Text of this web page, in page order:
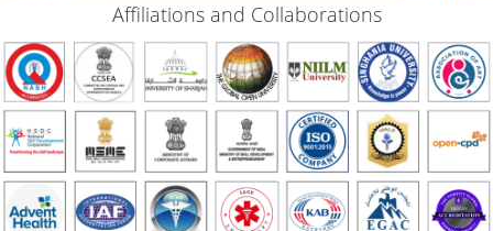
Affiliations and Collaborations